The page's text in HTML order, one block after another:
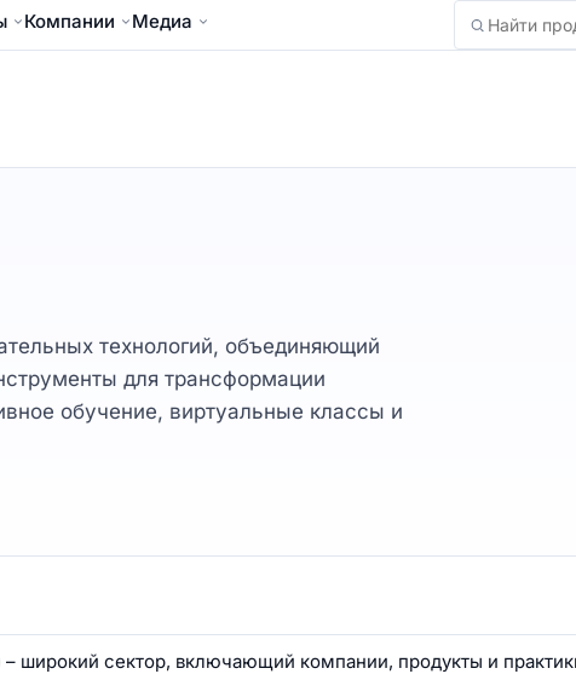
Компании Медиа
Найти
технологий, объединяющий
для трансформации
обучение, виртуальные классы и
широкий сектор, включающий компании, продукты и